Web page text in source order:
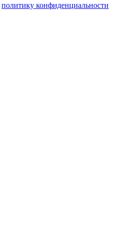
политику конфиденциальности